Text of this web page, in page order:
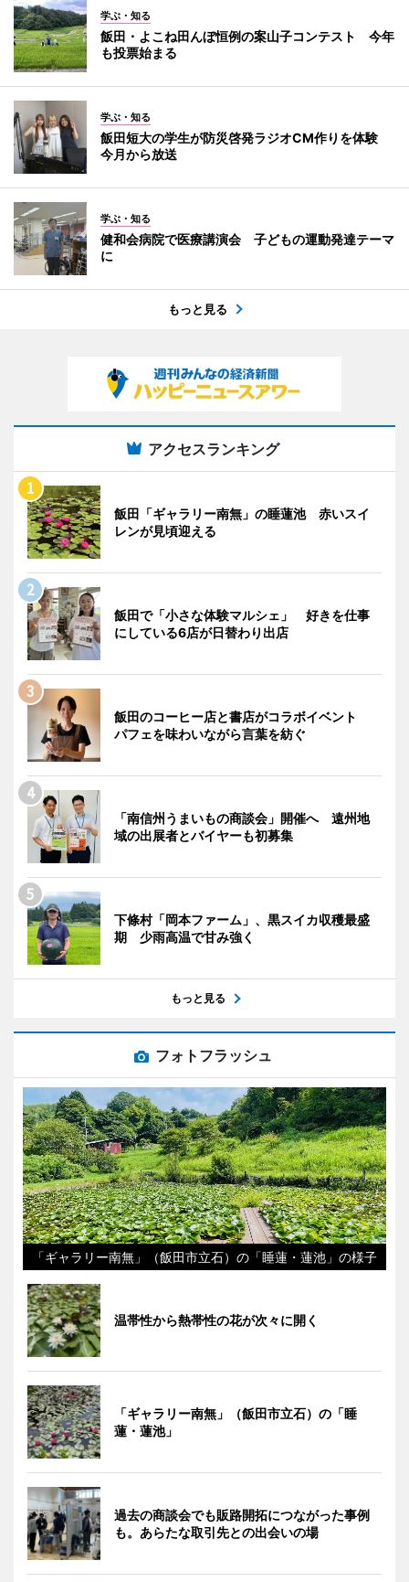
学ぶ・知る
飯田・よこね田んぼ恒例の案山子コンテスト 今年
も投票始まる
学ぶ・知る
飯田短大の学生が防災啓発ラジオCM作りを体験
今月から放送
学ぶ・知る
健和会病院で医療講演会 子どもの運動発達テーマ
に
もっと見る
アクセスランキング
飯田「ギャラリー南無」の睡蓮池 赤いスイ
レンが見頃迎える
飯田で「小さな体験マルシェ」 好きを仕事
にしている6店が日替わり出店
飯田のコーヒー店と書店がコラボイベント
パフェを味わいながら言葉を紡ぐ
「南信州うまいもの商談会」開催へ 遠州地
域の出展者とバイヤーも初募集
下條村「岡本ファーム」、黒スイカ収穫最盛
期 少雨高温で甘み強く
もっと見る
フォトフラッシュ
「ギャラリー南無」（飯田市立石）の「睡蓮・蓮池」の様子
温帯性から熱帯性の花が次々に開く
「ギャラリー南無」（飯田市立石）の「睡
蓮・蓮池」
過去の商談会でも販路開拓につながった事例
も。あらたな取引先との出会いの場